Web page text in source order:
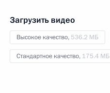
Загрузить видео
Высокое качество, 536.2 МБ
Стандартное качество, 175.4 МБ